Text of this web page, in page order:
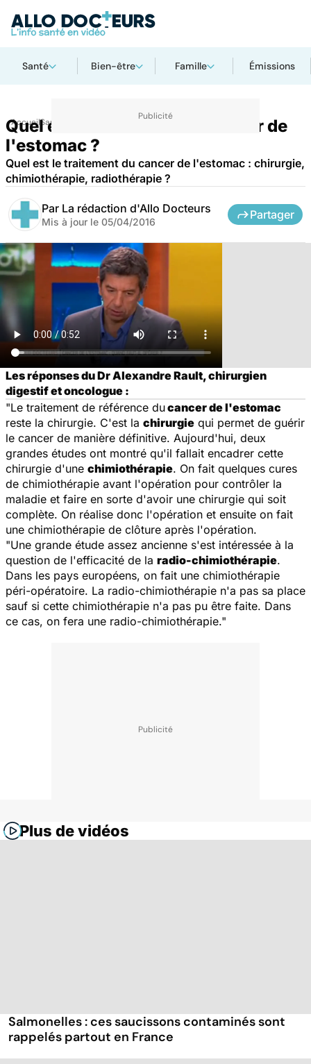
Santé Bien-être Famille Émissions
AccueilSanté
Quel est le traitement du cancer de
l'estomac ?
Quel est le traitement du cancer de l'estomac : chirurgie,
chimiothérapie, radiothérapie ?
Par La rédaction d'Allo Docteurs
Mis à jour le 05/04/2016
Partager
Les réponses du Dr Alexandre Rault, chirurgien
digestif et oncologue :
"Le traitement de référence ducancer de l'estomac
reste la chirurgie. C'est la chirurgie qui permet de guérir
le cancer de manière définitive. Aujourd'hui, deux
grandes études ont montré qu'il fallait encadrer cette
chirurgie d'une chimiothérapie. On fait quelques cures
de chimiothérapie avant l'opération pour contrôler la
maladie et faire en sorte d'avoir une chirurgie qui soit
complète. On réalise donc l'opération et ensuite on fait
une chimiothérapie de clôture après l'opération.
"Une grande étude assez ancienne s'est intéressée à la
question de l'efficacité de la radio-chimiothérapie.
Dans les pays européens, on fait une chimiothérapie
péri-opératoire. La radio-chimiothérapie n'a pas sa place
sauf si cette chimiothérapie n'a pas pu être faite. Dans
ce cas, on fera une radio-chimiothérapie."
Plus de vidéos
Salmonelles : ces saucissons contaminés sont
rappelés partout en France